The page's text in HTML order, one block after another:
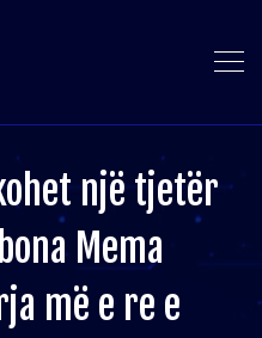
një tjetër
Mema
më e re e